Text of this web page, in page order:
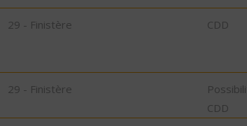
29 - Finistère CDD
29 - Finistère
CDD